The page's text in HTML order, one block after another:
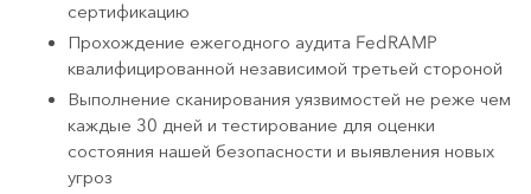
сертификацию
Прохождение ежегодного аудита FedRAMP
квалифицированной независимой третьей стороной
Выполнение сканирования уязвимостей не реже чем
каждые 30 дней и тестирование для оценки
состояния нашей безопасности и выявления новых
угроз